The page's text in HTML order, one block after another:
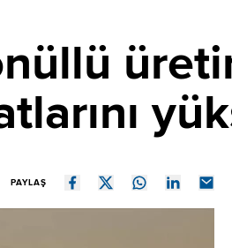
üretim
PAYLAŞ